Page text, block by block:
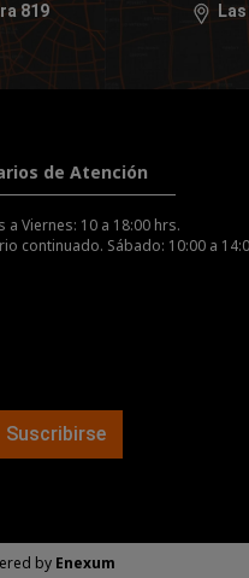
819
de Atención
a Viernes: 10 a 18:00 hrs.
continuado. Sábado: 10:00 a
Suscribirse
by Enexum